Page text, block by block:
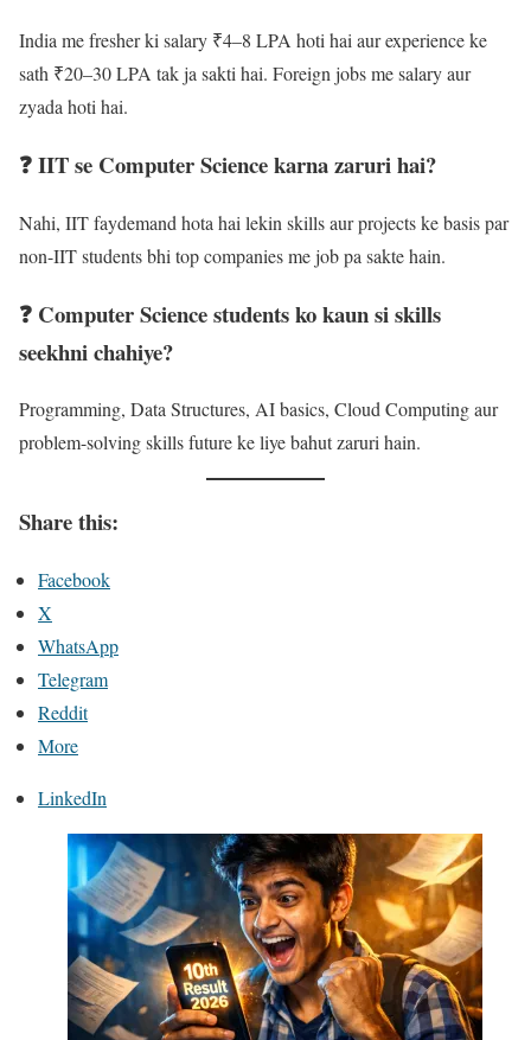
India me fresher ki salary ₹4–8 LPA hoti hai aur experience ke
sath ₹20–30 LPA tak ja sakti hai. Foreign jobs me salary aur
zyada hoti hai.
❓ IIT se Computer Science karna zaruri hai?
Nahi, IIT faydemand hota hai lekin skills aur projects ke basis par
non-IIT students bhi top companies me job pa sakte hain.
❓ Computer Science students ko kaun si skills
seekhni chahiye?
Programming, Data Structures, AI basics, Cloud Computing aur
problem-solving skills future ke liye bahut zaruri hain.
Share this:
Facebook
X
WhatsApp
Telegram
Reddit
More
LinkedIn